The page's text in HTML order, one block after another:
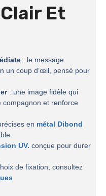
Et
: le message
un coup d’œil, pensé pour
: une image fidèle qui
compagnon et renforce
en métal Dibond
UV. conçue pour durer
de fixation, consultez